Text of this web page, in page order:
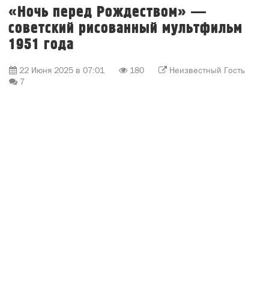
«Ночь перед Рождеством» —
советский рисованный мультфильм
1951 года
22 Июня 2025 в 07:01 180
Неизвестный Гость
7